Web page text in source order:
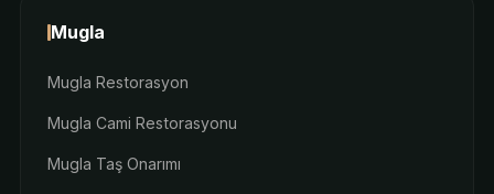
Mugla
Mugla Restorasyon
Mugla Cami Restorasyonu
Mugla Taş Onarımı